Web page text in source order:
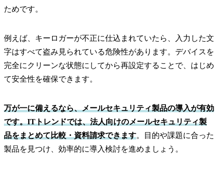
ためです。
例えば、キーロガーが不正に仕込まれていたら、入力した文
字はすべて盗み見られている危険性があります。デバイスを
完全にクリーンな状態にしてから再設定することで、はじめ
て安全性を確保できます。
万が一に備えるなら、メールセキュリティ製品の導入が有効
です。ITトレンドでは、法人向けのメールセキュリティ製
品をまとめて比較・資料請求できます。目的や課題に合った
製品を見つけ、効率的に導入検討を進めましょう。